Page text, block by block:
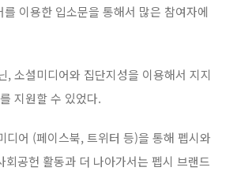
이용한 입소문을 통해서 많은 참여자에
소셜미디어와 집단지성을 이용해서 지지
지원할 수 있었다.
어 (페이스북, 트위터 등)을 통해 펩시와
공헌 활동과 더 나아가서는 펩시 브랜드